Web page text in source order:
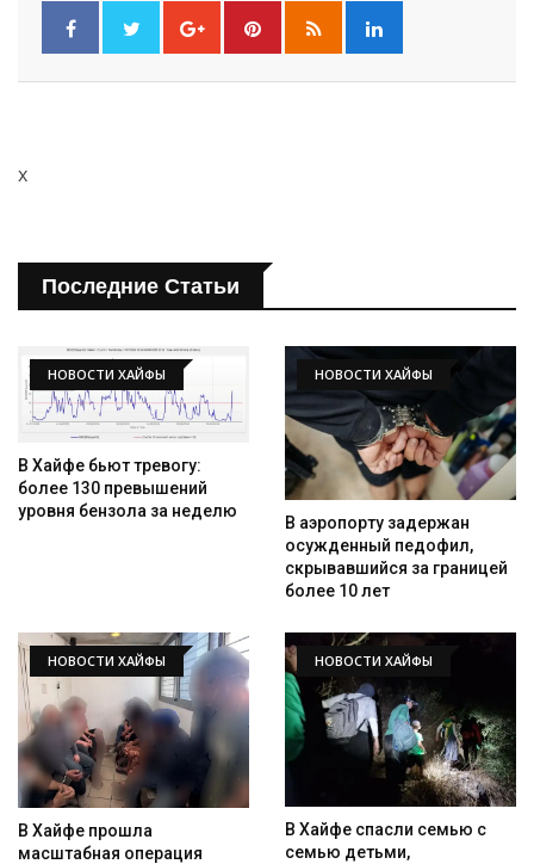
Искать
x
Последние Статьи
НОВОСТИ ХАЙФЫ
В Хайфе бьют тревогу:
более 130 превышений
уровня бензола за неделю
НОВОСТИ ХАЙФЫ
В аэропорту задержан
осужденный педофил,
скрывавшийся за границей
более 10 лет
НОВОСТИ ХАЙФЫ
В Хайфе прошла
масштабная операция
НОВОСТИ ХАЙФЫ
В Хайфе спасли семью с
семью детьми,